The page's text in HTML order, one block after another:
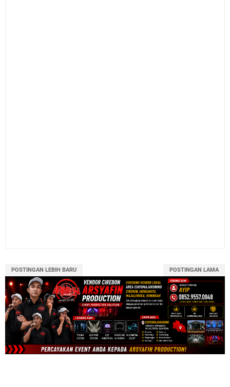
POSTINGAN LEBIH BARU POSTINGAN LAMA